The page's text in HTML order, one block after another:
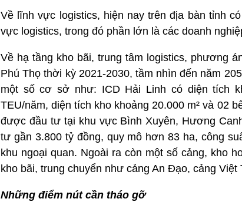
Về lĩnh vực logistics, hiện nay trên địa bàn tỉnh
vực logistics, trong đó phần lớn là các doanh
Về hạ tầng kho bãi, trung tâm logistics, phương
Phú Thọ thời kỳ 2021-2030, tầm nhìn đến năm
một số cơ sở như: ICD Hải Linh có diện tích
TEU/năm, diện tích kho khoảng 20.000 m² và 02
được đầu tư tại khu vực Bình Xuyên, Hương
tư gần 3.800 tỷ đồng, quy mô hơn 83 ha, công
khu ngoại quan. Ngoài ra còn một số cảng, kho
kho bãi, trung chuyển như cảng An Đạo, cảng
Những điểm nút cần tháo gỡ